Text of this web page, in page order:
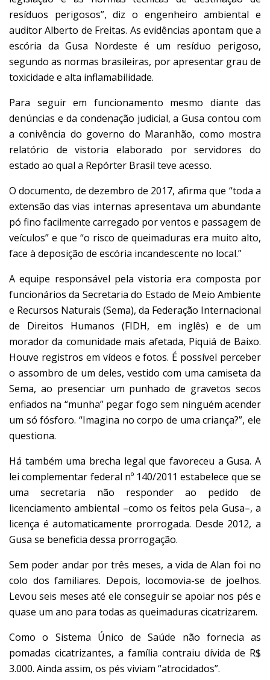
resíduos perigosos”, diz o engenheiro ambiental e
auditor Alberto de Freitas. As evidências apontam que a
escória da Gusa Nordeste é um resíduo perigoso,
segundo as normas brasileiras, por apresentar grau de
toxicidade e alta inflamabilidade.
Para seguir em funcionamento mesmo diante das
denúncias e da condenação judicial, a Gusa contou com
a conivência do governo do Maranhão, como mostra
relatório de vistoria elaborado por servidores do
estado ao qual a Repórter Brasil teve acesso.
O documento, de dezembro de 2017, afirma que “toda a
extensão das vias internas apresentava um abundante
pó fino facilmente carregado por ventos e passagem de
veículos” e que “o risco de queimaduras era muito alto,
face à deposição de escória incandescente no local.”
A equipe responsável pela vistoria era composta por
funcionários da Secretaria do Estado de Meio Ambiente
e Recursos Naturais (Sema), da Federação Internacional
de Direitos Humanos (FIDH, em inglês) e de um
morador da comunidade mais afetada, Piquiá de Baixo.
Houve registros em vídeos e fotos. É possível perceber
o assombro de um deles, vestido com uma camiseta da
Sema, ao presenciar um punhado de gravetos secos
enfiados na “munha” pegar fogo sem ninguém acender
um só fósforo. “Imagina no corpo de uma criança?”, ele
questiona.
Há também uma brecha legal que favoreceu a Gusa. A
lei complementar federal nº 140/2011 estabelece que se
uma secretaria não responder ao pedido de
licenciamento ambiental –como os feitos pela Gusa–, a
licença é automaticamente prorrogada. Desde 2012, a
Gusa se beneficia dessa prorrogação.
Sem poder andar por três meses, a vida de Alan foi no
colo dos familiares. Depois, locomovia-se de joelhos.
Levou seis meses até ele conseguir se apoiar nos pés e
quase um ano para todas as queimaduras cicatrizarem.
Como o Sistema Único de Saúde não fornecia as
pomadas cicatrizantes, a família contraiu dívida de R$
3.000. Ainda assim, os pés viviam “atrocidados”.